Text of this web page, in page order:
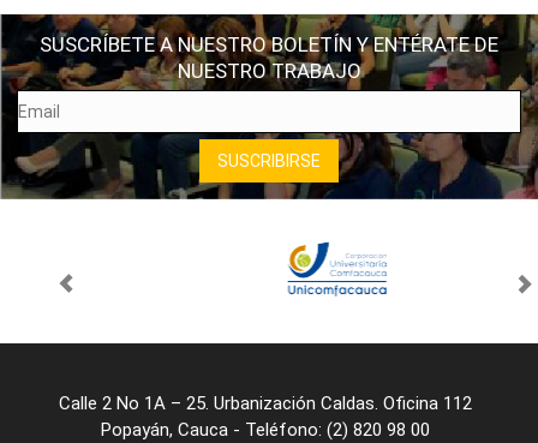
SUSCRÍBETE A NUESTRO BOLETÍN Y ENTÉRATE DE
NUESTRO TRABAJO
Calle 2 No 1A – 25. Urbanización Caldas. Oficina 112
Popayán, Cauca - Teléfono: (2) 820 98 00